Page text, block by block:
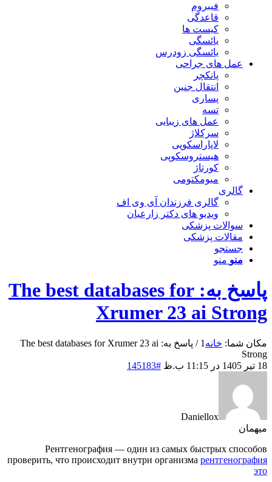
فیبروم
قاعدگی
کیست ها
یائسگی
یائسگی زودرس
عمل های جراحی
پانکچر
انتقال جنین
پساری
تسه
عمل های زیبایی
سرکلاژ
لاپاراسکوپی
هیستروسکوپی
کورتاژ
میومکتومی
گالری
گالری فرزندان آی وی اف
ویدیو های دکتر زارعیان
سوالات پزشکی
مقالات پزشکی
جستجو
منو منو
پاسخ به: The best databases for
Xrumer 23 ai Strong
مکان شما: خانه 1
/
پاسخ به: The best databases for Xrumer 23 ai
Strong
18 تیر 1405 در 11:15 ب.ظ
#145183
Daniellox
میهمان
Рентгенография — один из самых быстрых способов
проверить, что происходит внутри организма рентгенография
это